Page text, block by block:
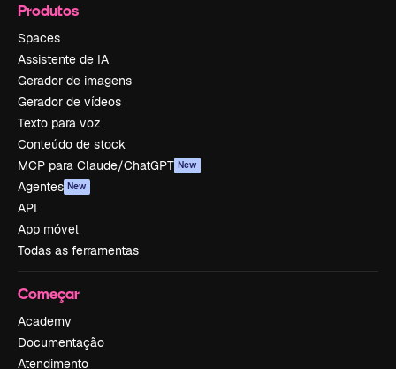
Produtos
Spaces
Assistente de IA
Gerador de imagens
Gerador de vídeos
Texto para voz
Conteúdo de stock
MCP para Claude/ChatGPT New
Agentes New
API
App móvel
Todas as ferramentas
Começar
Academy
Documentação
Atendimento